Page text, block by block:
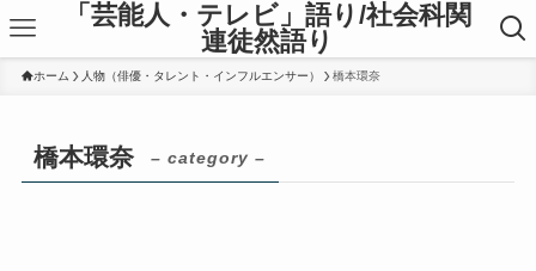
「芸能人・テレビ」語り/社会科関
連徒然語り
ホーム 人物（俳優・タレント・インフルエンサー） 橋本環奈
橋本環奈 – category –